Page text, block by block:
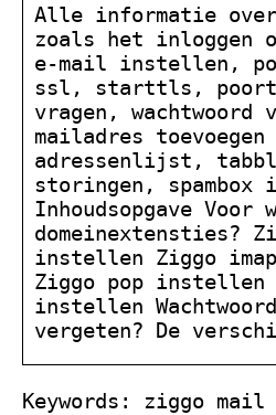
Alle informatie over
zoals het inloggen
e-mail instellen,
ssl, starttls,
vragen, wachtwoord
mailadres toevoegen
adressenlijst,
storingen,
Inhoudsopgave Voor
domeinextensties?
instellen Ziggo
Ziggo pop instellen
instellen
vergeten? De
Keywords: ziggo mail